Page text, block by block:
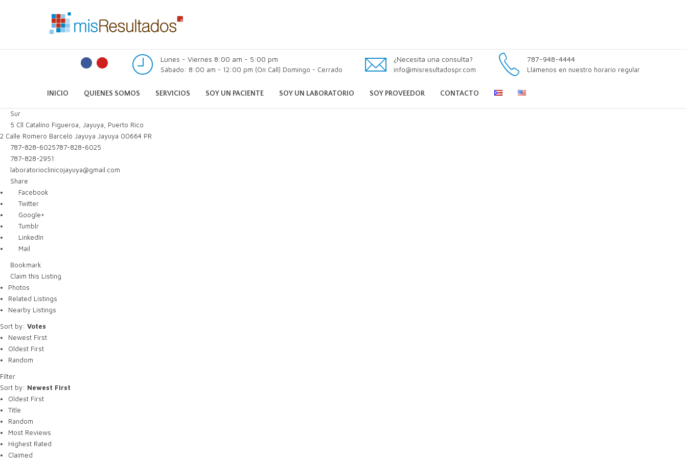
Lunes - Viernes 8:00 am - 5:00 pm
Sábado: 8:00 am - 12:00 pm (On Call) Domingo - Cerrado
¿Necesita una consulta?
info@misresultadospr.com
787-948-4444
Llámenos en nuestro horario regular
INICIO QUIENES SOMOS SERVICIOS SOY UN PACIENTE SOY UN LABORATORIO SOY PROVEEDOR CONTACTO
Sur
5 Cll Catalino Figueroa, Jayuya, Puerto Rico
2 Calle Romero Barceló Jayuya Jayuya 00664 PR
787-828-6025787-828-6025
787-828-2951
laboratorioclinicojayuya@gmail.com
Share
Facebook
Twitter
Google+
Tumblr
LinkedIn
Mail
Bookmark
Claim this Listing
Photos
Related Listings
Nearby Listings
Sort by: Votes
Newest First
Oldest First
Random
Filter
Sort by: Newest First
Oldest First
Title
Random
Most Reviews
Highest Rated
Claimed